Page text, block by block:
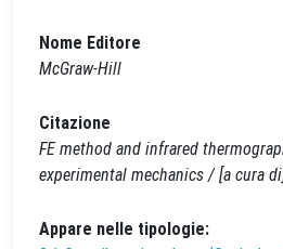
Nome Editore
McGraw-Hill
Citazione
FE method and infrared
experimental mechanics / [a cura
Appare nelle tipologie: